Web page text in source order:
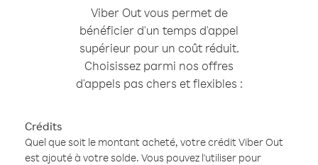
Viber Out vous permet de
bénéficier d'un temps d'appel
supérieur pour un coût réduit.
Choisissez parmi nos offres
d'appels pas chers et flexibles :
Crédits
Quel que soit le montant acheté, votre crédit Viber Out
est ajouté à votre solde. Vous pouvez l'utiliser pour